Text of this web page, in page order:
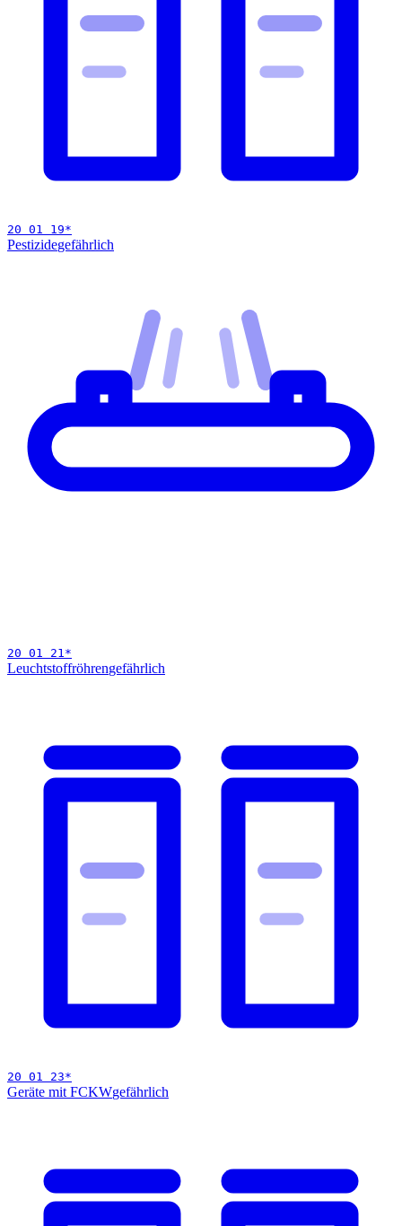
20 01 19*
Pestizidegefährlich
20 01 21*
Leuchtstoffröhrengefährlich
20 01 23*
Geräte mit FCKWgefährlich